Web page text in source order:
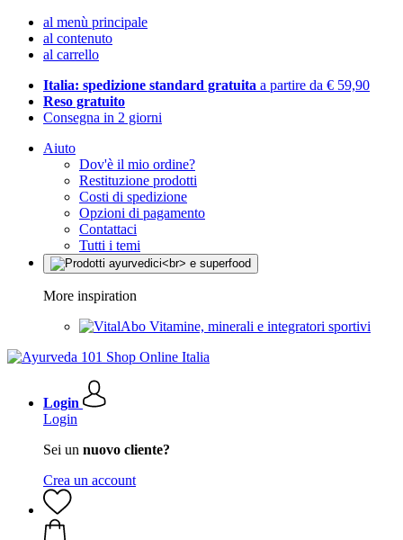
al menù principale
al contenuto
al carrello
Italia: spedizione standard gratuita a partire da € 59,90
Reso gratuito
Consegna in 2 giorni
Aiuto
Dov'è il mio ordine?
Restituzione prodotti
Costi di spedizione
Opzioni di pagamento
Contattaci
Tutti i temi
More inspiration
Vitamine, minerali e integratori sportivi
Login
Login
Sei un nuovo cliente?
Crea un account